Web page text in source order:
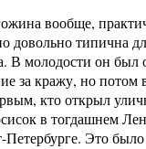
вообще,
довольно типична
В молодости он был
за кражу, но потом
кто открыл
в тогдашнем
Это было